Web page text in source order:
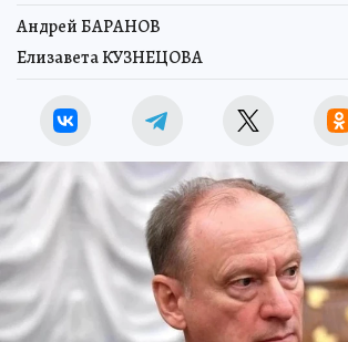
Андрей БАРАНОВ
Елизавета КУЗНЕЦОВА